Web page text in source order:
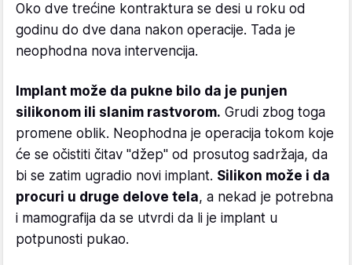
Oko dve trećine kontraktura se desi u roku od
godinu do dve dana nakon operacije. Tada je
neophodna nova intervencija.
Implant može da pukne bilo da je punjen
silikonom ili slanim rastvorom. Grudi zbog toga
promene oblik. Neophodna je operacija tokom koje
će se očistiti čitav "džep" od prosutog sadržaja, da
bi se zatim ugradio novi implant. Silikon može i da
procuri u druge delove tela, a nekad je potrebna
i mamografija da se utvrdi da li je implant u
potpunosti pukao.